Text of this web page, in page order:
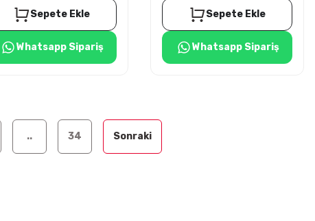
Sepete Ekle
Whatsapp Sipariş
Sepete Ekle
Whatsapp Sipariş
.. 34